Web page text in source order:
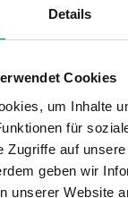
Details
Cookies
um Inhalte
für
Zugriffe auf
geben wir
unserer Website